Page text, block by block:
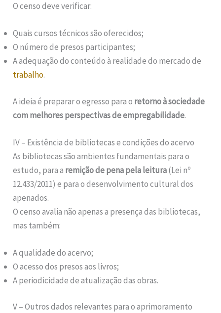
O censo deve verificar:
Quais cursos técnicos são oferecidos;
O número de presos participantes;
A adequação do conteúdo à realidade do mercado de
trabalho.
A ideia é preparar o egresso para o retorno à sociedade
com melhores perspectivas de empregabilidade.
IV – Existência de bibliotecas e condições do acervo
As bibliotecas são ambientes fundamentais para o
estudo, para a remição de pena pela leitura(Lei nº
12.433/2011) e para o desenvolvimento cultural dos
apenados.
O censo avalia não apenas a presença das bibliotecas,
mas também:
A qualidade do acervo;
O acesso dos presos aos livros;
A periodicidade de atualização das obras.
V – Outros dados relevantes para o aprimoramento